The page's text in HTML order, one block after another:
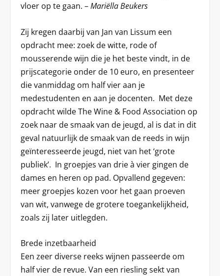
vloer op te gaan. –Mariëlla Beukers
Zij kregen daarbij van Jan van Lissum een
opdracht mee: zoek de witte, rode of
mousserende wijn die je het beste vindt, in de
prijscategorie onder de 10 euro, en presenteer
die vanmiddag om half vier aan je
medestudenten en aan je docenten. Met deze
opdracht wilde The Wine & Food Association op
zoek naar de smaak van de jeugd, al is dat in dit
geval natuurlijk de smaak van de reeds in wijn
geïnteresseerde jeugd, niet van het ‘grote
publiek’. In groepjes van drie à vier gingen de
dames en heren op pad. Opvallend gegeven:
meer groepjes kozen voor het gaan proeven
van wit, vanwege de grotere toegankelijkheid,
zoals zij later uitlegden.
Brede inzetbaarheid
Een zeer diverse reeks wijnen passeerde om
half vier de revue. Van een riesling sekt van